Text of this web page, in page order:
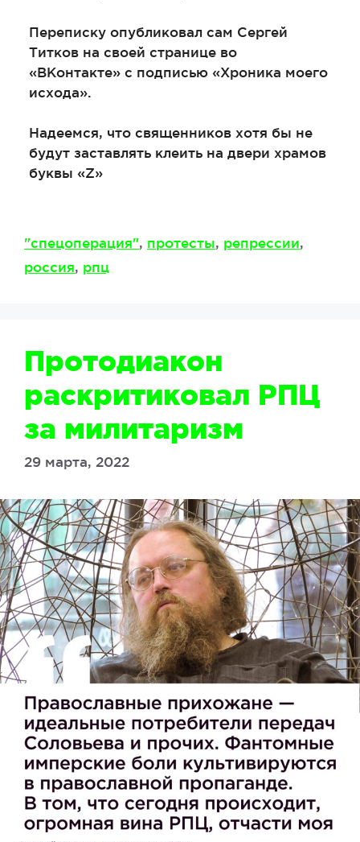
Переписку опубликовал сам Сергей
Титков на своей странице во
«ВКонтакте» с подписью «Хроника моего
исхода».
Надеемся, что священников хотя бы не
будут заставлять клеить на двери храмов
буквы «Z»
Метки
"спецоперация", протесты, репрессии,
россия, рпц
Протодиакон
раскритиковал РПЦ
за милитаризм
29 марта, 2022